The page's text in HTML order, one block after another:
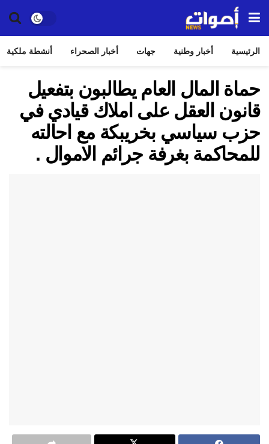
الرئيسية أخبار وطنية جهات أخبار الصحراء أنشطة ملكية
حماة المال العام يطالبون بتفعيل
قانون العقل على املاك قيادي في
حزب سياسي بخريبكة مع احالته
للمحاكمة بغرفة جرائم الاموال .